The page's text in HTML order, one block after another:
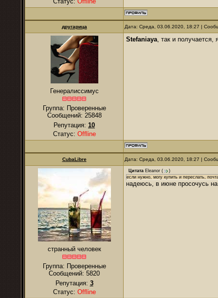
другарица Дата: Среда, 03.06.2020, 18:27 |
Генералиссимус
Группа: Проверенные
Сообщений: 25848
Репутация: 10
Статус: Offline
Stefaniaya, так и получается,
CubaLibre Дата: Среда, 03.06.2020, 18:27 |
странный человек
Группа: Проверенные
Сообщений: 5820
Репутация: 3
Статус: Offline
Цитата Eleanor (
)
если нужно, могу купить и переслать,
надеюсь, в июне просочусь